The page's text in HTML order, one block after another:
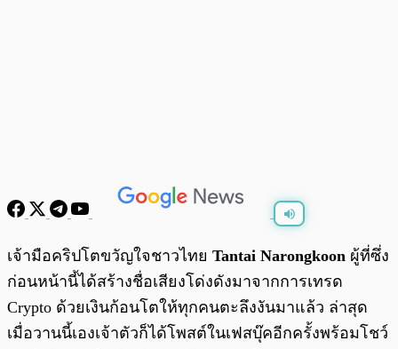
พร้อมเล่น 0:00
เจ้ามือคริปโตขวัญใจชาวไทย Tantai Narongkoon ผู้ที่ซึ่ง
ก่อนหน้านี้ได้สร้างชื่อเสียงโด่งดังมาจากการเทรด
Crypto ด้วยเงินก้อนโตให้ทุกคนตะลึงงันมาแล้ว ล่าสุด
เมื่อวานนี้เองเจ้าตัวก็ได้โพสต์ในเฟสบุ๊คอีกครั้งพร้อมโชว์